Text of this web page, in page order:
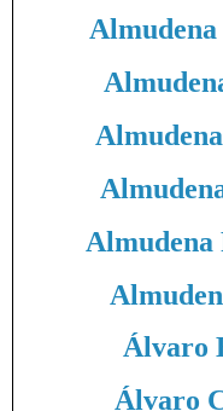
Almudena
Almudena
Álvaro
Álvaro